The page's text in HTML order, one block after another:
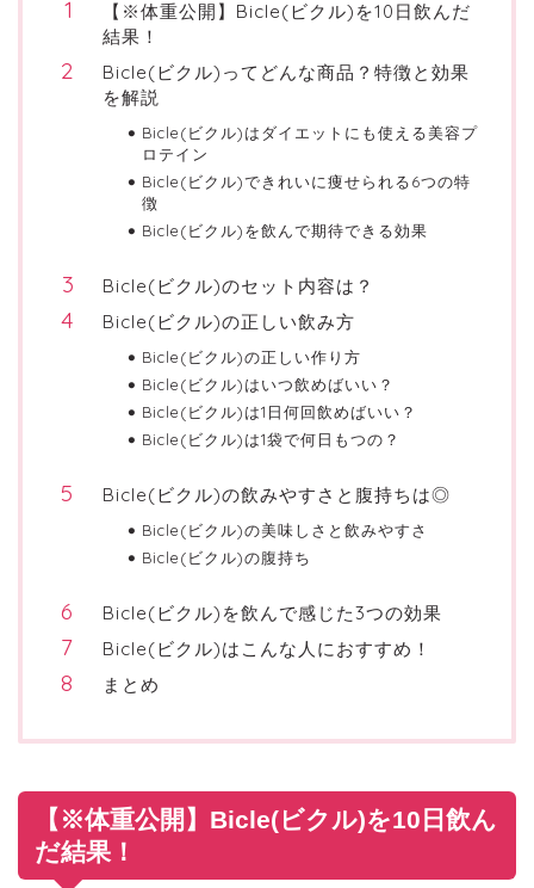
【※体重公開】Bicle(ビクル)を10日飲んだ
結果！
Bicle(ビクル)ってどんな商品？特徴と効果
を解説
Bicle(ビクル)はダイエットにも使える美容プ
ロテイン
Bicle(ビクル)できれいに痩せられる6つの特
徴
Bicle(ビクル)を飲んで期待できる効果
Bicle(ビクル)のセット内容は？
Bicle(ビクル)の正しい飲み方
Bicle(ビクル)の正しい作り方
Bicle(ビクル)はいつ飲めばいい？
Bicle(ビクル)は1日何回飲めばいい？
Bicle(ビクル)は1袋で何日もつの？
Bicle(ビクル)の飲みやすさと腹持ちは◎
Bicle(ビクル)の美味しさと飲みやすさ
Bicle(ビクル)の腹持ち
Bicle(ビクル)を飲んで感じた3つの効果
Bicle(ビクル)はこんな人におすすめ！
まとめ
【※体重公開】Bicle(ビクル)を10日飲ん
だ結果！